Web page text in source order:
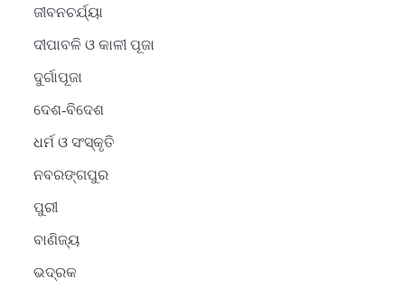
ଜୀବନଚର୍ଯ୍ୟା
ଦୀପାବଳି ଓ କାଳୀ ପୂଜା
ଦୁର୍ଗାପୂଜା
ଦେଶ-ବିଦେଶ
ଧର୍ମ ଓ ସଂସ୍କୃତି
ନବରଙ୍ଗପୁର
ପୁରୀ
ବାଣିଜ୍ୟ
ଭଦ୍ରକ
2